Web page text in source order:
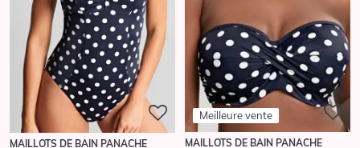
MAILLOTS DE BAIN PANACHE
Meilleure vente
MAILLOTS DE BAIN PANACHE